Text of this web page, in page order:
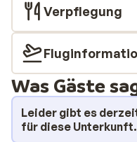
der Skilift befindet
Chalet bietet sowohl
zurückzuziehen, als
Bevor Sie sich in
in einem der tollen
Sie noch eben die
Balkons.
Verpflegung
Was Gäste
Leider gibt es
für diese Unterkunft.